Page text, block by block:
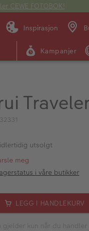
CEWE FOTOBOK!
Inspirasjon
Kampanjer
utsolgt
meg
i våre butikker
LEGG I HANDLEKURV
gjelder kun når du